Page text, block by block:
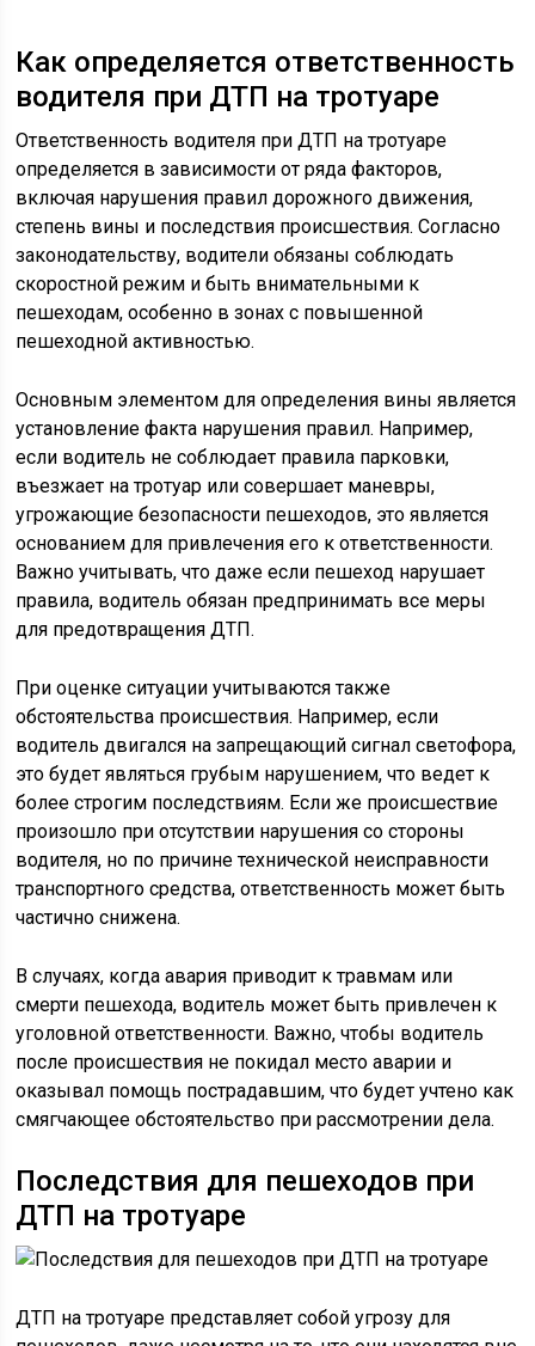
Как определяется ответственность
водителя при ДТП на тротуаре
Ответственность водителя при ДТП на тротуаре
определяется в зависимости от ряда факторов,
включая нарушения правил дорожного движения,
степень вины и последствия происшествия. Согласно
законодательству, водители обязаны соблюдать
скоростной режим и быть внимательными к
пешеходам, особенно в зонах с повышенной
пешеходной активностью.
Основным элементом для определения вины является
установление факта нарушения правил. Например,
если водитель не соблюдает правила парковки,
въезжает на тротуар или совершает маневры,
угрожающие безопасности пешеходов, это является
основанием для привлечения его к ответственности.
Важно учитывать, что даже если пешеход нарушает
правила, водитель обязан предпринимать все меры
для предотвращения ДТП.
При оценке ситуации учитываются также
обстоятельства происшествия. Например, если
водитель двигался на запрещающий сигнал светофора,
это будет являться грубым нарушением, что ведет к
более строгим последствиям. Если же происшествие
произошло при отсутствии нарушения со стороны
водителя, но по причине технической неисправности
транспортного средства, ответственность может быть
частично снижена.
В случаях, когда авария приводит к травмам или
смерти пешехода, водитель может быть привлечен к
уголовной ответственности. Важно, чтобы водитель
после происшествия не покидал место аварии и
оказывал помощь пострадавшим, что будет учтено как
смягчающее обстоятельство при рассмотрении дела.
Последствия для пешеходов при
ДТП на тротуаре
ДТП на тротуаре представляет собой угрозу для